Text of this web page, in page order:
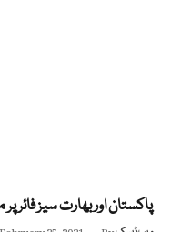
پاکستان اور بھارت سیز فائر